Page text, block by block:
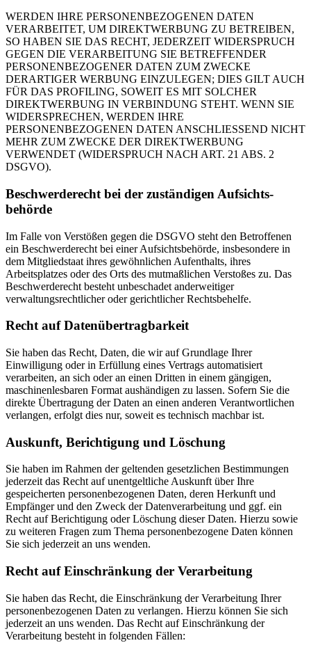
WERDEN IHRE PERSONENBEZOGENEN DATEN
VERARBEITET, UM DIREKTWERBUNG ZU BETREIBEN,
SO HABEN SIE DAS RECHT, JEDERZEIT WIDERSPRUCH
GEGEN DIE VERARBEITUNG SIE BETREFFENDER
PERSONENBEZOGENER DATEN ZUM ZWECKE
DERARTIGER WERBUNG EINZULEGEN; DIES GILT AUCH
FÜR DAS PROFILING, SOWEIT ES MIT SOLCHER
DIREKTWERBUNG IN VERBINDUNG STEHT. WENN SIE
WIDERSPRECHEN, WERDEN IHRE
PERSONENBEZOGENEN DATEN ANSCHLIESSEND NICHT
MEHR ZUM ZWECKE DER DIREKTWERBUNG
VERWENDET (WIDERSPRUCH NACH ART. 21 ABS. 2
DSGVO).
Beschwerde­recht bei der zuständigen Aufsichts­
behörde
Im Falle von Verstößen gegen die DSGVO steht den Betroffenen
ein Beschwerderecht bei einer Aufsichtsbehörde, insbesondere in
dem Mitgliedstaat ihres gewöhnlichen Aufenthalts, ihres
Arbeitsplatzes oder des Orts des mutmaßlichen Verstoßes zu. Das
Beschwerderecht besteht unbeschadet anderweitiger
verwaltungsrechtlicher oder gerichtlicher Rechtsbehelfe.
Recht auf Daten­übertrag­barkeit
Sie haben das Recht, Daten, die wir auf Grundlage Ihrer
Einwilligung oder in Erfüllung eines Vertrags automatisiert
verarbeiten, an sich oder an einen Dritten in einem gängigen,
maschinenlesbaren Format aushändigen zu lassen. Sofern Sie die
direkte Übertragung der Daten an einen anderen Verantwortlichen
verlangen, erfolgt dies nur, soweit es technisch machbar ist.
Auskunft, Berichtigung und Löschung
Sie haben im Rahmen der geltenden gesetzlichen Bestimmungen
jederzeit das Recht auf unentgeltliche Auskunft über Ihre
gespeicherten personenbezogenen Daten, deren Herkunft und
Empfänger und den Zweck der Datenverarbeitung und ggf. ein
Recht auf Berichtigung oder Löschung dieser Daten. Hierzu sowie
zu weiteren Fragen zum Thema personenbezogene Daten können
Sie sich jederzeit an uns wenden.
Recht auf Einschränkung der Verarbeitung
Sie haben das Recht, die Einschränkung der Verarbeitung Ihrer
personenbezogenen Daten zu verlangen. Hierzu können Sie sich
jederzeit an uns wenden. Das Recht auf Einschränkung der
Verarbeitung besteht in folgenden Fällen: